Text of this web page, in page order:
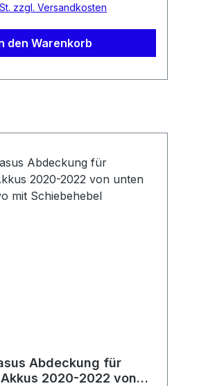
zzgl. Versandkosten
den Warenkorb
Abdeckung für
2020-2022 von